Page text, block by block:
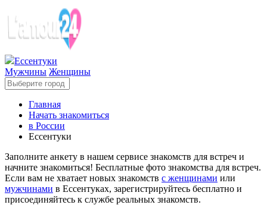
Ессентуки
Мужчины Женщины
Главная
Начать знакомиться
в России
Ессентуки
Заполните анкету в нашем сервисе знакомств для встреч и
начните знакомиться! Бесплатные фото знакомства для встреч.
Если вам не хватает новых знакомств с женщинами или
мужчинами в Ессентуках, зарегистрируйтесь бесплатно и
присоединяйтесь к службе реальных знакомств.